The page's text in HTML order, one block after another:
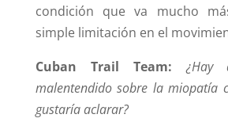
condición que va mucho
simple limitación en el
Cuban Trail Team:
¿Hay
malentendido sobre la miopatía
gustaría aclarar?